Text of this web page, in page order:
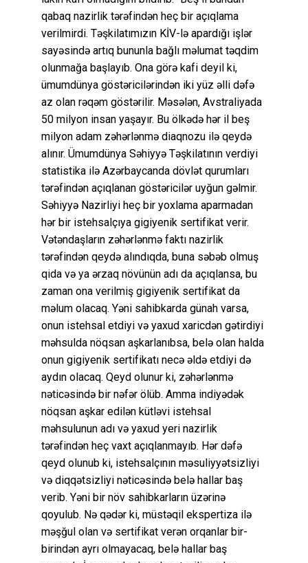
qabaq nazirlik tərəfindən heç bir açıqlama
verilmirdi. Təşkilatımızın KİV-lə apardığı işlər
sayəsində artıq bununla bağlı məlumat təqdim
olunmağa başlayıb. Ona görə kafi deyil ki,
ümumdünya göstəricilərindən iki yüz əlli dəfə
az olan rəqəm göstərilir. Məsələn, Avstraliyada
50 milyon insan yaşayır. Bu ölkədə hər il beş
milyon adam zəhərlənmə diaqnozu ilə qeydə
alınır. Ümumdünya Səhiyyə Təşkilatının verdiyi
statistika ilə Azərbaycanda dövlət qurumları
tərəfindən açıqlanan göstəricilər uyğun gəlmir.
Səhiyyə Nazirliyi heç bir yoxlama aparmadan
hər bir istehsalçıya gigiyenik sertifikat verir.
Vətəndaşların zəhərlənmə faktı nazirlik
tərəfindən qeydə alındıqda, buna səbəb olmuş
qida və ya ərzaq növünün adı da açıqlansa, bu
zaman ona verilmiş gigiyenik sertifikat da
məlum olacaq. Yəni sahibkarda günah varsa,
onun istehsal etdiyi və yaxud xaricdən gətirdiyi
məhsulda nöqsan aşkarlanıbsa, belə olan halda
onun gigiyenik sertifikatı necə əldə etdiyi də
aydın olacaq. Qeyd olunur ki, zəhərlənmə
nəticəsində bir nəfər ölüb. Amma indiyədək
nöqsan aşkar edilən kütləvi istehsal
məhsulunun adı və yaxud yeri nazirlik
tərəfindən heç vaxt açıqlanmayıb. Hər dəfə
qeyd olunub ki, istehsalçının məsuliyyətsizliyi
və diqqətsizliyi nəticəsində belə hallar baş
verib. Yəni bir növ sahibkarların üzərinə
qoyulub. Nə qədər ki, müstəqil ekspertiza ilə
məşğul olan və sertifikat verən orqanlar bir-
birindən ayrı olmayacaq, belə hallar baş